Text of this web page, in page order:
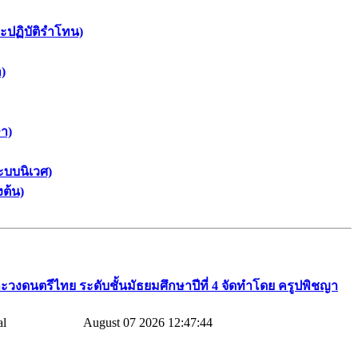
ปฏิบัติรำโทน)
)
บนิเวศ)
ต้น)
ะวงดนตรีไทย​ ระดับชั้นมัธยมศึกษาปีที่​ 4​ จัดทำโดย​ ครูปพิชญา​
August 07 2026 12:47:44